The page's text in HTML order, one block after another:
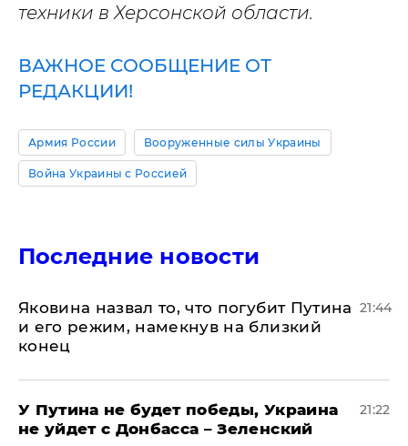
техники в Херсонской области.
ВАЖНОЕ СООБЩЕНИЕ ОТ
РЕДАКЦИИ!
Армия России Вооруженные силы Украины
Война Украины с Россией
Последние новости
Яковина назвал то, что погубит Путина
и его режим, намекнув на близкий
конец
21:44
У Путина не будет победы, Украина
не уйдет с Донбасса – Зеленский
21:22